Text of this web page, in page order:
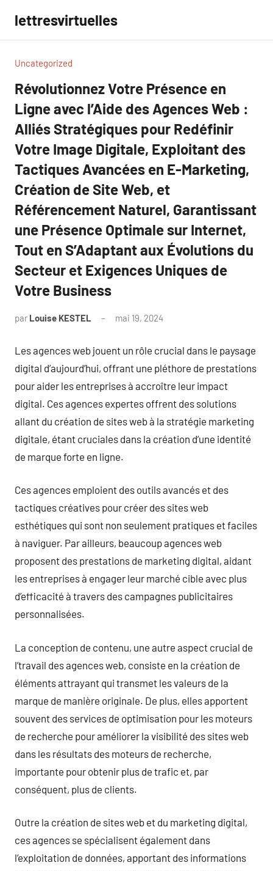
contenu
lettresvirtuelles
Uncategorized
Révolutionnez Votre Présence en
Ligne avec l’Aide des Agences Web :
Alliés Stratégiques pour Redéfinir
Votre Image Digitale, Exploitant des
Tactiques Avancées en E-Marketing,
Création de Site Web, et
Référencement Naturel, Garantissant
une Présence Optimale sur Internet,
Tout en S’Adaptant aux Évolutions du
Secteur et Exigences Uniques de
Votre Business
par Louise KESTEL mai 19, 2024
Les agences web jouent un rôle crucial dans le paysage
digital d’aujourd’hui, offrant une pléthore de prestations
pour aider les entreprises à accroître leur impact
digital. Ces agences expertes offrent des solutions
allant du création de sites web à la stratégie marketing
digitale, étant cruciales dans la création d’une identité
de marque forte en ligne.
Ces agences emploient des outils avancés et des
tactiques créatives pour créer des sites web
esthétiques qui sont non seulement pratiques et faciles
à naviguer. Par ailleurs, beaucoup agences web
proposent des prestations de marketing digital, aidant
les entreprises à engager leur marché cible avec plus
d’efficacité à travers des campagnes publicitaires
personnalisées.
La conception de contenu, une autre aspect crucial de
l’travail des agences web, consiste en la création de
éléments attrayant qui transmet les valeurs de la
marque de manière originale. De plus, elles apportent
souvent des services de optimisation pour les moteurs
de recherche pour améliorer la visibilité des sites web
dans les résultats des moteurs de recherche,
importante pour obtenir plus de trafic et, par
conséquent, plus de clients.
Outre la création de sites web et du marketing digital,
ces agences se spécialisent également dans
l’exploitation de données, apportant des informations